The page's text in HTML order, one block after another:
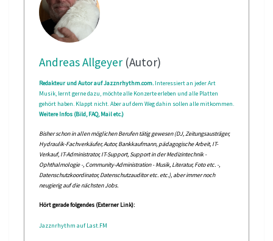
Andreas Allgeyer(Autor)
Redakteur und Autor auf Jazznrhythm.com.Interessiert an jeder Art
Musik, lernt gerne dazu, möchte alle Konzerte erleben und alle Platten
gehört haben. Klappt nicht. Aber auf dem Weg dahin sollen alle mitkommen.
Weitere Infos (Bild, FAQ, Mail etc.)
Bisher schon in allen möglichen Berufen tätig gewesen (DJ, Zeitungsausträger,
Hydraulik-Fachverkäufer, Autor, Bankkaufmann, pädagogische Arbeit, IT-
Verkauf, IT-Administrator, IT-Support, Support in der Medizintechnik -
Ophthalmologie -, Community-Administration - Musik, Literatur, Foto etc. -,
Datenschutzkoordinator, Datenschutzauditor etc. etc.), aber immer noch
neugierig auf die nächsten Jobs.
Hört gerade folgendes (Externer Link):
Jazznrhythm auf Last.FM